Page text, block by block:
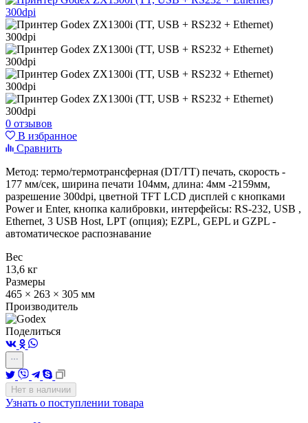
0 отзывов
В избранное
Сравнить
Метод: термо/термотрансферная (DT/TT) печать, скорость -
177 мм/сек, ширина печати 104мм, длина: 4мм -2159мм,
разрешение 300dpi, цветной TFT LCD дисплей с кнопками
Power и Enter, кнопка калибровки, интерфейсы: RS-232, USB ,
Ethernet, 3 USB Host, LPT (опция); EZPL, GEPL и GZPL -
автоматическое распознавание
Вес
13,6 кг
Размеры
465 × 263 × 305 мм
Производитель
Поделиться
Нет в наличии
Узнать о поступлении товара